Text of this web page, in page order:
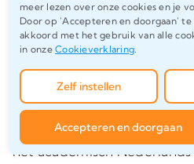
meer lezen over onze cookies en je
Door op 'Accepteren en doorgaan' te
akkoord met het gebruik van alle
in onzeCookieverklaring.
Zelf instellen
Accepteren en doorgaan
Geen
natuurlijk
taalgebruik
Een Nederlandse
het academisch